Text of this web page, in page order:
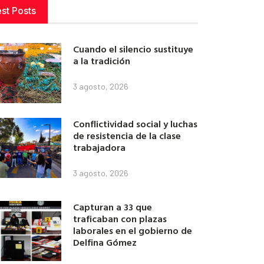
Posts
Cuando el silencio sustituye
a la tradición
3 agosto, 2026
Conflictividad social y luchas
de resistencia de la clase
trabajadora
3 agosto, 2026
Capturan a 33 que
traficaban con plazas
laborales en el gobierno de
Delfina Gómez